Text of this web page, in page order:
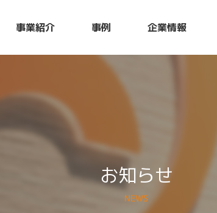
事業紹介 事例 企業情報
お知らせ
NEWS